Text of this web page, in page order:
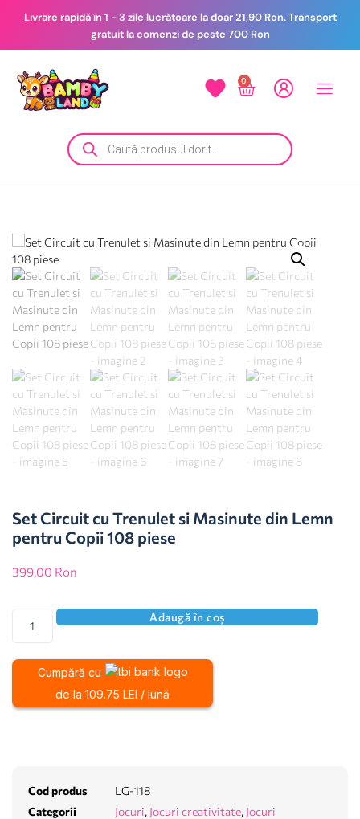
Livrare rapidă în 1 - 3 zile lucrătoare la doar 21,90 Ron. Transport
gratuit la comenzi de peste 700 Ron
0
Set Circuit cu Trenulet si Masinute din Lemn
pentru Copii 108 piese
399,00 Ron
Adaugă în coș
Cumpără cu
de la 109.75 LEI / lună
Cod produs
LG-118
Categorii
Jocuri, Jocuri creativitate, Jocuri